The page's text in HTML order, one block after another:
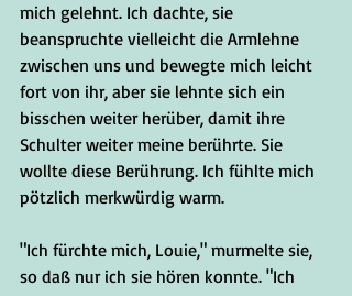
mich gelehnt. Ich dachte, sie
beanspruchte vielleicht die Armlehne
zwischen uns und bewegte mich leicht
fort von ihr, aber sie lehnte sich ein
bisschen weiter herüber, damit ihre
Schulter weiter meine berührte. Sie
wollte diese Berührung. Ich fühlte mich
pötzlich merkwürdig warm.
"Ich fürchte mich, Louie," murmelte sie,
so daß nur ich sie hören konnte. "Ich